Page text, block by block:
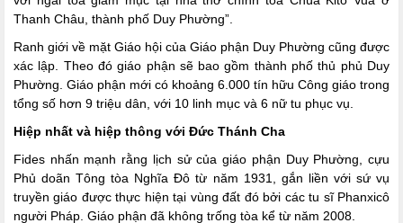
Thanh Châu, thành phố Duy Phường”.
Ranh giới về mặt Giáo hội của Giáo phận Duy Phường cũng được
xác lập. Theo đó giáo phận sẽ bao gồm thành phố thủ phủ Duy
Phường. Giáo phận mới có khoảng 6.000 tín hữu Công giáo trong
tổng số hơn 9 triệu dân, với 10 linh mục và 6 nữ tu phục vụ.
Hiệp nhất và hiệp thông với Đức Thánh Cha
Fides nhấn mạnh rằng lịch sử của giáo phận Duy Phường, cựu
Phủ doãn Tông tòa Nghĩa Đô từ năm 1931, gắn liền với sứ vụ
truyền giáo được thực hiện tại vùng đất đó bởi các tu sĩ Phanxicô
người Pháp. Giáo phận đã không trống tòa kể từ năm 2008.